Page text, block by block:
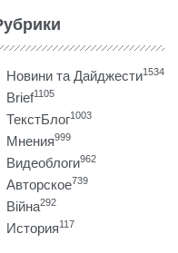
Новини та Дайджести1534
Brief1105
ТекстБлог1003
Мнения999
Видеоблоги962
Авторское739
Війна292
История117